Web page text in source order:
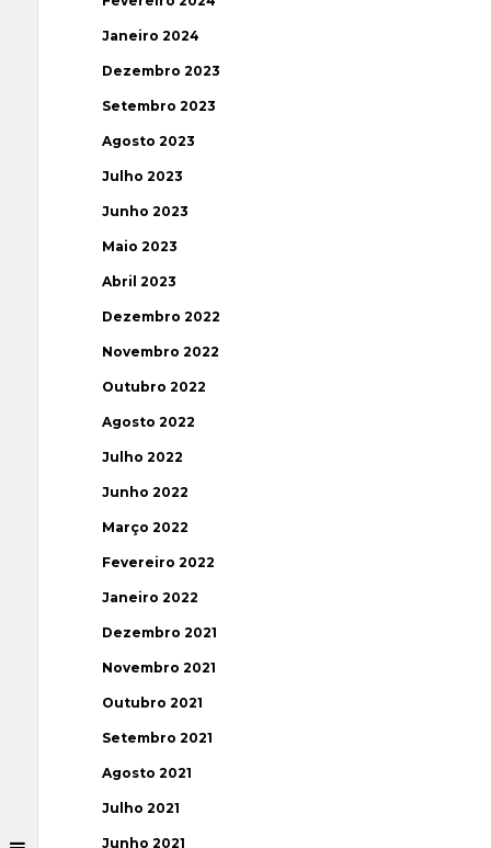
Janeiro 2024
Dezembro 2023
Setembro 2023
Agosto 2023
Julho 2023
Junho 2023
Maio 2023
Abril 2023
Dezembro 2022
Novembro 2022
Outubro 2022
Agosto 2022
Julho 2022
Junho 2022
Março 2022
Fevereiro 2022
Janeiro 2022
Dezembro 2021
Novembro 2021
Outubro 2021
Setembro 2021
Agosto 2021
Julho 2021
Junho 2021